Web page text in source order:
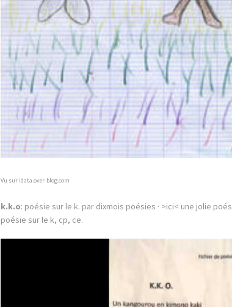
Vu sur idata.over-blog.com
k.k.o: poésie sur le k. par dixmois poésies · >ici< une jolie
poésie sur le k, cp, ce.